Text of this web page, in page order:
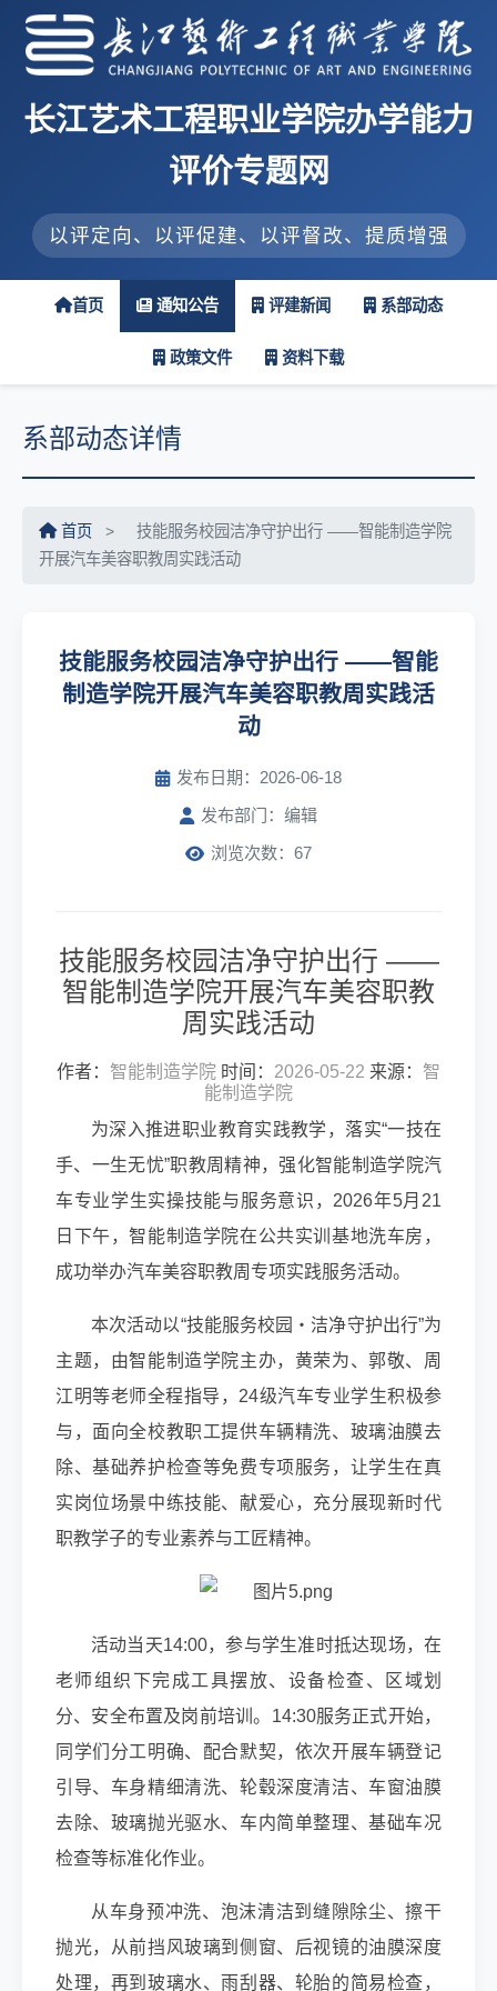
长江艺术工程职业学院办学能力
评价专题网
以评定向、以评促建、以评督改、提质增强
首页 通知公告 评建新闻 系部动态
政策文件 资料下载
系部动态详情
首页 >
技能服务校园洁净守护出行 ——智能制造学院
开展汽车美容职教周实践活动
技能服务校园洁净守护出行 ——智能
制造学院开展汽车美容职教周实践活
动
发布日期：2026-06-18
发布部门：编辑
浏览次数：67
技能服务校园洁净守护出行 ——
智能制造学院开展汽车美容职教
周实践活动
作者： 智能制造学院 时间： 2026-05-22 来源： 智
能制造学院
为深入推进职业教育实践教学，落实“一技在
手、一生无忧”职教周精神，强化智能制造学院汽
车专业学生实操技能与服务意识，2026年5月21
日下午，智能制造学院在公共实训基地洗车房，
成功举办汽车美容职教周专项实践服务活动。
本次活动以“技能服务校园・洁净守护出行”为
主题，由智能制造学院主办，黄荣为、郭敬、周
江明等老师全程指导，24级汽车专业学生积极参
与，面向全校教职工提供车辆精洗、玻璃油膜去
除、基础养护检查等免费专项服务，让学生在真
实岗位场景中练技能、献爱心，充分展现新时代
职教学子的专业素养与工匠精神。
活动当天14:00，参与学生准时抵达现场，在
老师组织下完成工具摆放、设备检查、区域划
分、安全布置及岗前培训。14:30服务正式开始，
同学们分工明确、配合默契，依次开展车辆登记
引导、车身精细清洗、轮毂深度清洁、车窗油膜
去除、玻璃抛光驱水、车内简单整理、基础车况
检查等标准化作业。
从车身预冲洗、泡沫清洁到缝隙除尘、擦干
抛光，从前挡风玻璃到侧窗、后视镜的油膜深度
处理，再到玻璃水、雨刮器、轮胎的简易检查，